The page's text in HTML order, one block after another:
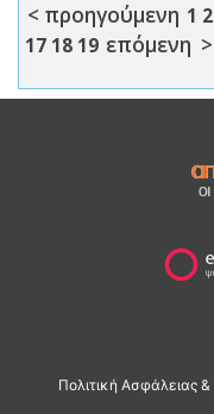
< προηγούμενη 1 2
17 18 19 επόμενη >